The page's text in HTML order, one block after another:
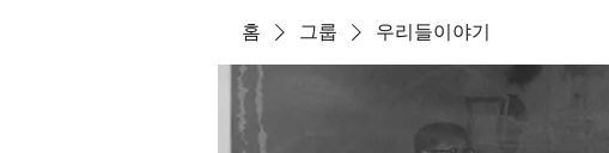
홈 그룹 우리들이야기